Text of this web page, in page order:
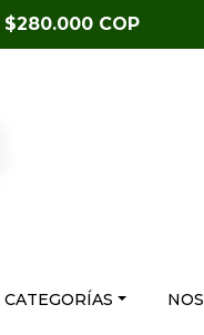
$280.000 COP
CATEGORÍAS